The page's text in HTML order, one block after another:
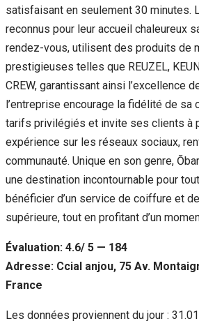
satisfaisant en seulement 30 minutes.
reconnus pour leur accueil chaleureux
rendez-vous, utilisent des produits de
prestigieuses telles que REUZEL,
CREW, garantissant ainsi l’excellence
l’entreprise encourage la fidélité de sa
tarifs privilégiés et invite ses clients à
expérience sur les réseaux sociaux,
communauté. Unique en son genre,
une destination incontournable pour
bénéficier d’un service de coiffure et
supérieure, tout en profitant d’un
Évaluation: 4.6/ 5 — 184
Adresse: Ccial anjou, 75 Av.
France
Les données proviennent du jour :